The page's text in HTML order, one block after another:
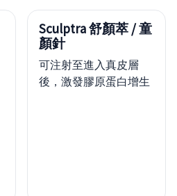
Sculptra 舒顏萃 / 童
顏針
可注射至進入真皮層
後，激發膠原蛋白增生